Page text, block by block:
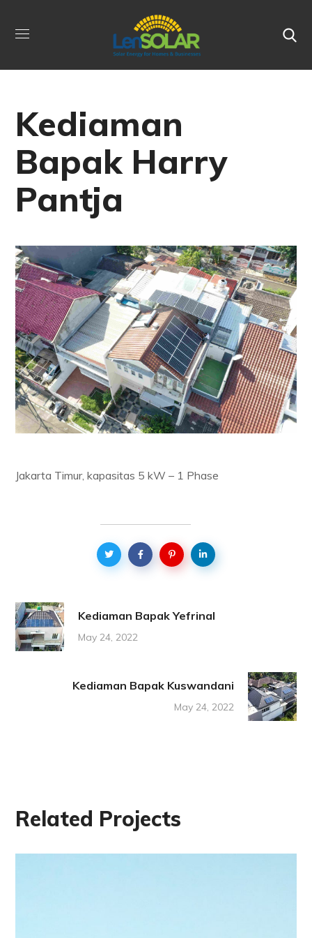
Kediaman
Bapak Harry
Pantja
Jakarta Timur, kapasitas 5 kW – 1 Phase
Kediaman Bapak Yefrinal
May 24, 2022
Kediaman Bapak Kuswandani
May 24, 2022
Related Projects